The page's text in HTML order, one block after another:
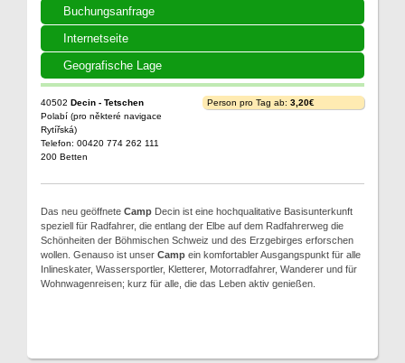
Buchungsanfrage
Internetseite
Geografische Lage
40502 Decin - Tetschen
Polabí (pro některé navigace
Rytířská)
Telefon: 00420 774 262 111
200 Betten
Person pro Tag ab: 3,20€
Das neu geöffnete Camp Decin ist eine hochqualitative Basisunterkunft
speziell für Radfahrer, die entlang der Elbe auf dem Radfahrerweg die
Schönheiten der Böhmischen Schweiz und des Erzgebirges erforschen
wollen. Genauso ist unser Camp ein komfortabler Ausgangspunkt für alle
Inlineskater, Wassersportler, Kletterer, Motorradfahrer, Wanderer und für
Wohnwagenreisen; kurz für alle, die das Leben aktiv genießen.